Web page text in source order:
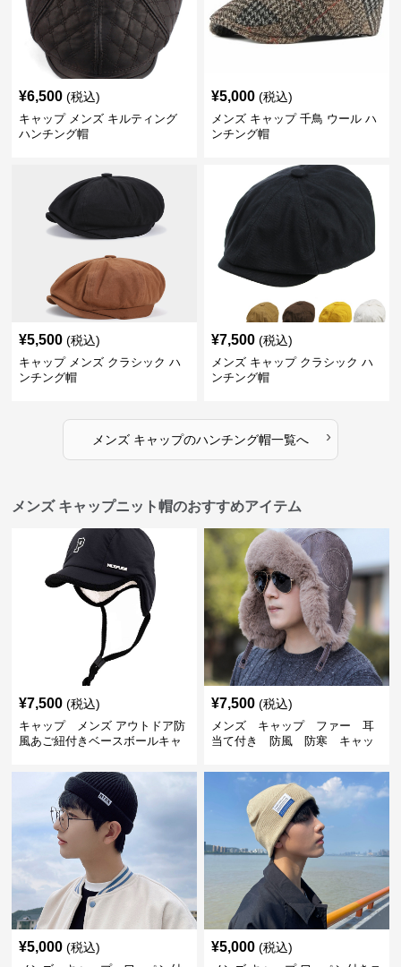
¥6,500 (税込)
キャップ メンズ キルティング
ハンチング帽
¥5,000 (税込)
メンズ キャップ 千鳥 ウール ハ
ンチング帽
¥5,500 (税込)
キャップ メンズ クラシック ハ
ンチング帽
¥7,500 (税込)
メンズ キャップ クラシック ハ
ンチング帽
メンズ キャップのハンチング帽一覧へ ›
メンズ キャップニット帽のおすすめアイテム
¥7,500 (税込)
キャップ メンズ アウトドア防
風あご紐付きベースボールキャ
¥7,500 (税込)
メンズ キャップ ファー 耳
当て付き 防風 防寒 キャッ
¥5,000 (税込) ¥5,000 (税込)